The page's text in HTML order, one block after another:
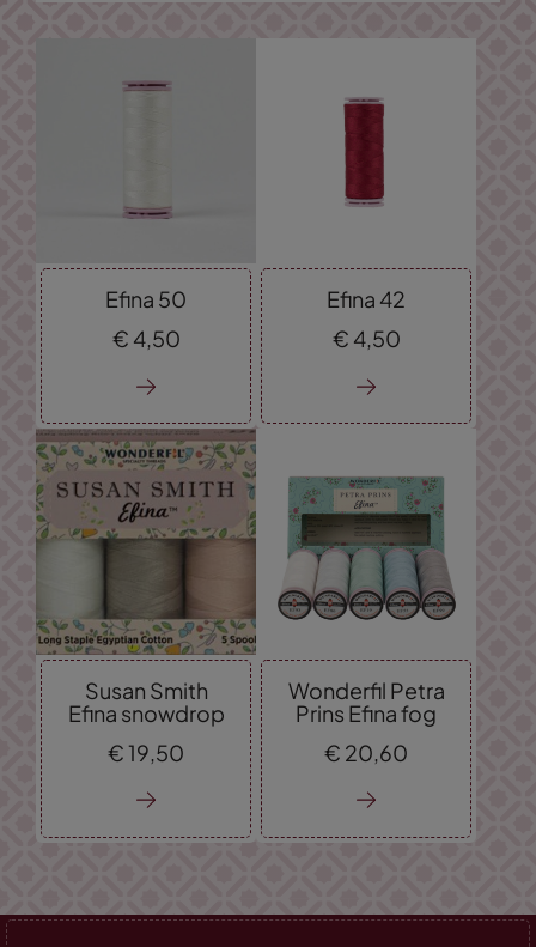
Efina 50
€ 4,50
Efina 42
€ 4,50
Susan Smith
Efina snowdrop
€19, 50
Wonderfil Petra
Prins Efina fog
€ 20, 60